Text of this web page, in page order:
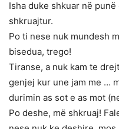
Isha duke shkuar në
shkruajtur.
Po ti nese nuk mundesh
bisedua, trego!
Tiranse, a nuk kam te
genjej kur une jam me …
durimin as sot e as mot
Po deshe, më shkruaj!